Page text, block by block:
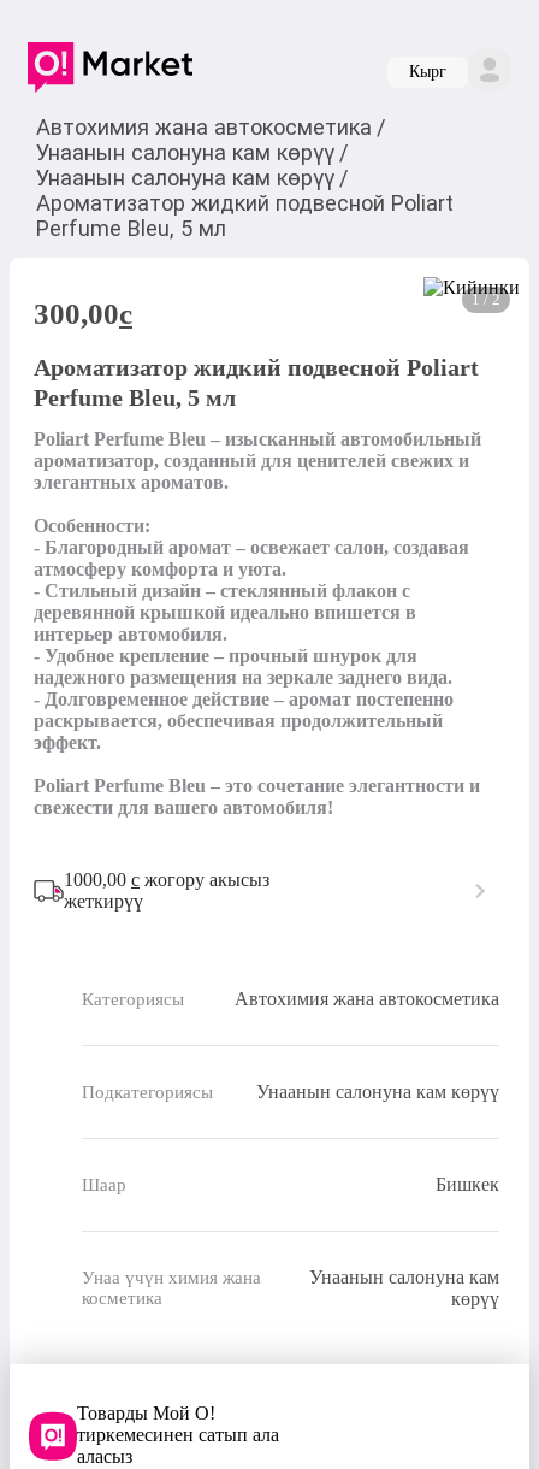
Кырг
Автохимия жана автокосметика /
Унаанын салонуна кам көрүү /
Унаанын салонуна кам көрүү /
Ароматизатор жидкий подвесной Poliart
Perfume Bleu, 5 мл
1 / 2
300,00c
Ароматизатор жидкий подвесной Poliart
Perfume Bleu, 5 мл
Poliart Perfume Bleu – изысканный автомобильный
ароматизатор, созданный для ценителей свежих и
элегантных ароматов.
Особенности:
- Благородный аромат – освежает салон, создавая
атмосферу комфорта и уюта.
- Стильный дизайн – стеклянный флакон с
деревянной крышкой идеально впишется в
интерьер автомобиля.
- Удобное крепление – прочный шнурок для
надежного размещения на зеркале заднего вида.
- Долговременное действие – аромат постепенно
раскрывается, обеспечивая продолжительный
эффект.
Poliart Perfume Bleu – это сочетание элегантности и
свежести для вашего автомобиля!
1000,00 с жогору акысыз
жеткирүү
Категориясы Автохимия жана автокосметика
Подкатегориясы Унаанын салонуна кам көрүү
Шаар Бишкек
Унаа үчүн химия жана
косметика
Унаанын салонуна кам
көрүү
Товарды Мой О!
тиркемесинен сатып ала
аласыз